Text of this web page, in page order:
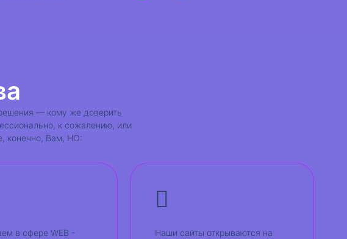
— кому же доверить
к сожалению, или
конечно, Вам, НО:
в сфере WEB -
Наши сайты открываются на